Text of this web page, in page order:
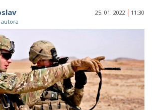
25. 01. 2022 11:30